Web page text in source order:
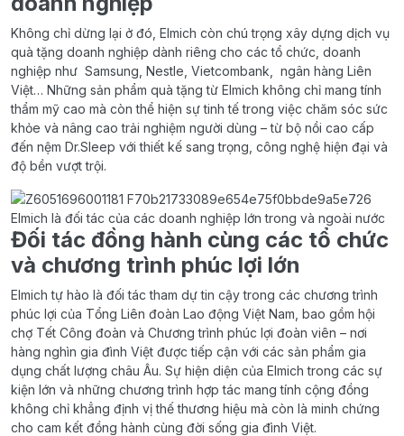
Không chỉ dừng lại ở đó, Elmich còn chú trọng xây dựng dịch vụ
quà tặng doanh nghiệp dành riêng cho các tổ chức, doanh
nghiệp như Samsung, Nestle, Vietcombank, ngân hàng Liên
Việt… Những sản phẩm quà tặng từ Elmich không chỉ mang tính
thẩm mỹ cao mà còn thể hiện sự tinh tế trong việc chăm sóc sức
khỏe và nâng cao trải nghiệm người dùng – từ bộ nồi cao cấp
đến nệm Dr.Sleep với thiết kế sang trọng, công nghệ hiện đại và
độ bền vượt trội.
Elmich là đối tác của các doanh nghiệp lớn trong và ngoài nước
Đối tác đồng hành cùng các tổ chức
và chương trình phúc lợi lớn
Elmich tự hào là đối tác tham dự tin cậy trong các chương trình
phúc lợi của Tổng Liên đoàn Lao động Việt Nam, bao gồm hội
chợ Tết Công đoàn và Chương trình phúc lợi đoàn viên – nơi
hàng nghìn gia đình Việt được tiếp cận với các sản phẩm gia
dụng chất lượng châu Âu. Sự hiện diện của Elmich trong các sự
kiện lớn và những chương trình hợp tác mang tính cộng đồng
không chỉ khẳng định vị thế thương hiệu mà còn là minh chứng
cho cam kết đồng hành cùng đời sống gia đình Việt.